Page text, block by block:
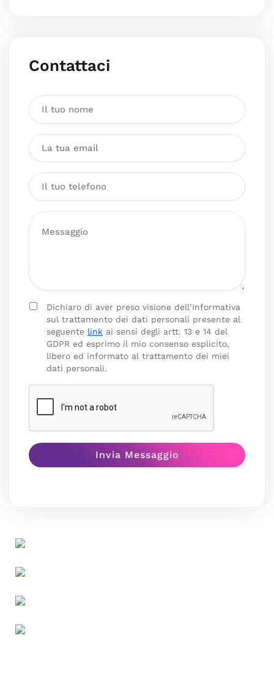
Contattaci
Dichiaro di aver preso visione dell’Informativa
sul trattamento dei dati personali presente al
seguente link ai sensi degli artt. 13 e 14 del
GDPR ed esprimo il mio consenso esplicito,
libero ed informato al trattamento dei miei
dati personali.